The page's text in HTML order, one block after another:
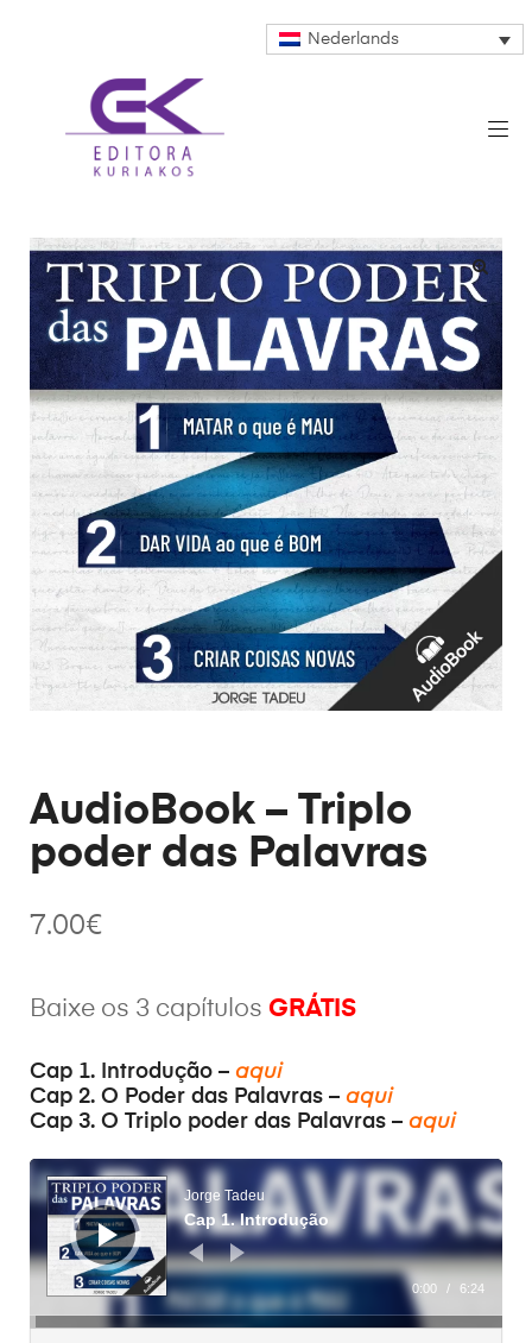
Nederlands
AudioBook – Triplo
poder das Palavras
7.00€
Baixe os 3 capítulos GRÁTIS
Cap 1. Introdução – aqui
Cap 2. O Poder das Palavras – aqui
Cap 3. O Triplo poder das Palavras – aqui
Audiospeler
Jorge Tadeu
Cap 1. Introdução
0:00 / 6:24